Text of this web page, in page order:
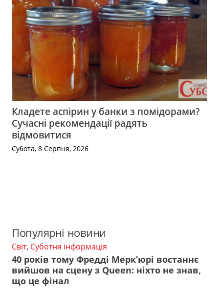
Кладете аспірин у банки з помідорами?
Сучасні рекомендації радять
відмовитися
Субота, 8 Серпня, 2026
Популярні новини
Світ, Суботня інформація
40 років тому Фредді Мерк’юрі востаннє
вийшов на сцену з Queen: ніхто не знав,
що це фінал